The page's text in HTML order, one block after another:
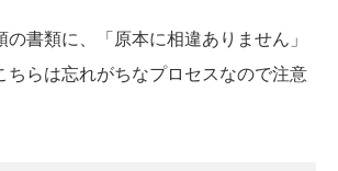
の書類に、「原本に相違ありません」
ちらは忘れがちなプロセスなので注意